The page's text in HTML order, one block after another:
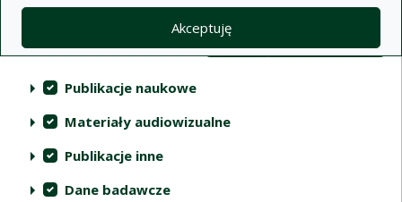
Akceptuję
Lista wyników wyszukiwania
Filtry wyszukiwania (automatyczne
Akcje na kolekcjach
Kolekcje (automatyczne przeładowanie treści)
Publikacje naukowe
Materiały audiowizualne
Publikacje inne
Dane badawcze